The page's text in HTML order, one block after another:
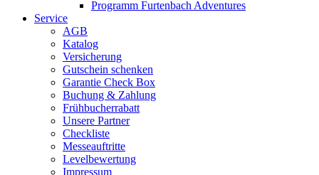
Programm Furtenbach Adventures
Service
AGB
Katalog
Versicherung
Gutschein schenken
Garantie Check Box
Buchung & Zahlung
Frühbucherrabatt
Unsere Partner
Checkliste
Messeauftritte
Levelbewertung
Impressum